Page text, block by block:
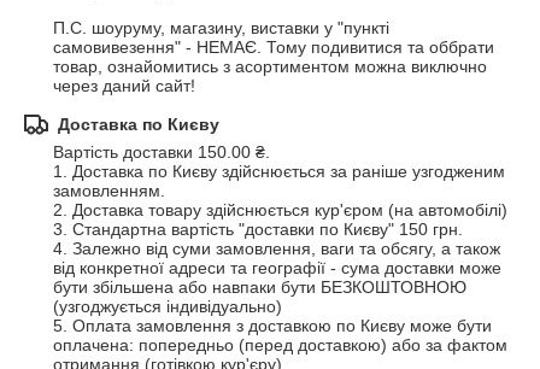
П.С. шоуруму, магазину, виставки у "пункті
самовивезення" - НЕМАЄ. Тому подивитися та оббрати
товар, ознайомитись з асортиментом можна виключно
через даний сайт!
Доставка по Києву
Вартість доставки 150.00 ₴.
1. Доставка по Києву здійснюється за раніше узгодженим
замовленням.
2. Доставка товару здійснюється кур'єром (на автомобілі)
3. Стандартна вартість "доставки по Києву" 150 грн.
4. Залежно від суми замовлення, ваги та обсягу, а також
від конкретної адреси та географії - сума доставки може
бути збільшена або навпаки бути БЕЗКОШТОВНОЮ
(узгоджується індивідуально)
5. Оплата замовлення з доставкою по Києву може бути
оплачена: попередньо (перед доставкою) або за фактом
отримання (готівкою кур'єру)